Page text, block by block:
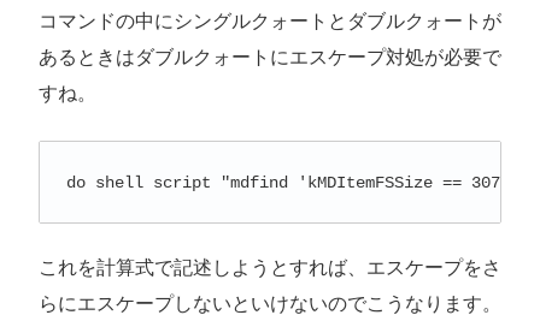
コマンドの中にシングルクォートとダブルクォートが
あるときはダブルクォートにエスケープ対処が必要で
すね。
do shell script "mdfind 'kMDItemFSSize == 3071678
これを計算式で記述しようとすれば、エスケープをさ
らにエスケープしないといけないのでこうなります。